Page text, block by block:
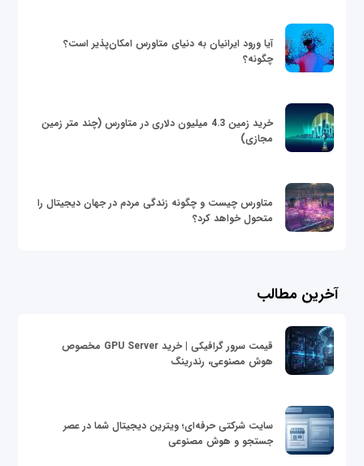
آیا ورود ایرانیان به دنیای متاورس امکان‌پذیر است؟
چگونه؟
خرید زمین 4.3 میلیون دلاری در متاورس (چند متر زمین
مجازی)
متاورس چیست و چگونه زندگی مردم در جهان دیجیتال را
متحول خواهد کرد؟
آخرین مطالب
قیمت سرور گرافیکی | خرید GPU Server مخصوص
هوش مصنوعی، رندرینگ
سایت شرکتی حرفه‌ای؛ ویترین دیجیتال شما در عصر
جستجو و هوش مصنوعی